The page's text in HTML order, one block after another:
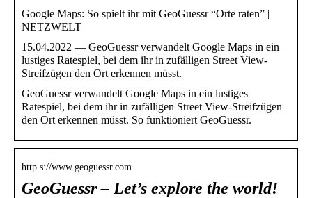
Google Maps: So spielt ihr mit GeoGuessr “Orte raten” |
NETZWELT
15.04.2022 — GeoGuessr verwandelt Google Maps in ein
lustiges Ratespiel, bei dem ihr in zufälligen Street View-
Streifzügen den Ort erkennen müsst.
GeoGuessr verwandelt Google Maps in ein lustiges
Ratespiel, bei dem ihr in zufälligen Street View-Streifzügen
den Ort erkennen müsst. So funktioniert GeoGuessr.
http s://www.geoguessr.com
GeoGuessr – Let’s explore the world!